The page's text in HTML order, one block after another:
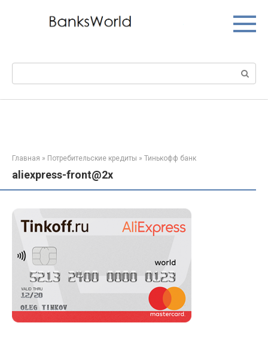
Поиск:
Главная » Потребительские кредиты » Тинькофф банк
aliexpress-front@2x